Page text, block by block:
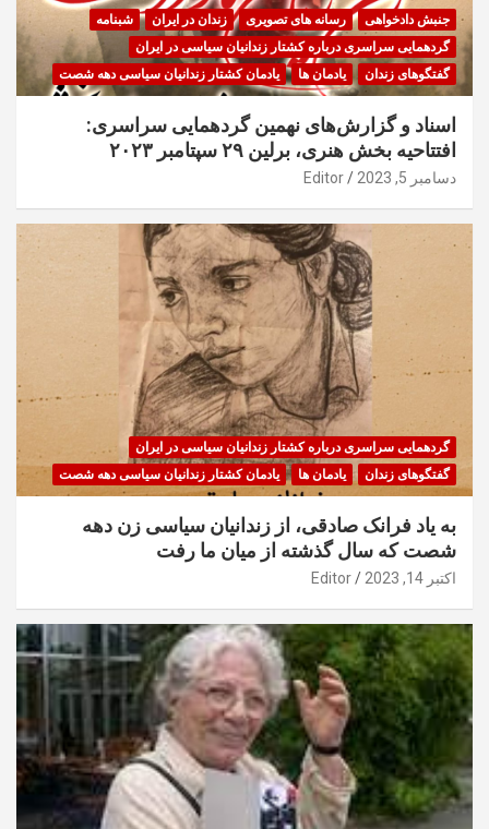
جنبش دادخواهی رسانه های تصویری زندان در ایران
شبنامه
گردهمایی سراسری درباره کشتار زندانیان سیاسی در ایران
گفتگوهای زندان
یادمان ها یادمان کشتار زندانیان سیاسی دهه شصت
اسناد و گزارش‌های نهمین گردهمایی سراسری:
افتتاحیه بخش هنری، برلین ۲۹ سپتامبر ۲۰۲۳
دسامبر 5, 2023 Editor
گردهمایی سراسری درباره کشتار زندانیان سیاسی در ایران
گفتگوهای زندان
یادمان ها یادمان کشتار زندانیان سیاسی دهه شصت
به یاد فرانک صادقی، از زندانیان سیاسی زن دهه
شصت که سال گذشته از میان ما رفت
اکتبر 14, 2023 Editor